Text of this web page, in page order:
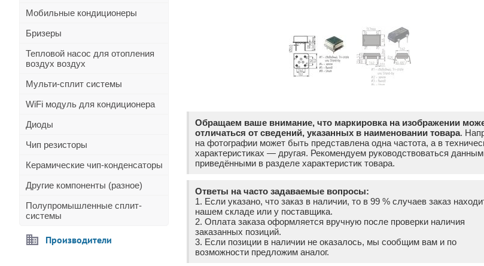
Мобильные кондиционеры
Бризеры
Тепловой насос для отопления
воздух воздух
Мульти-сплит системы
WiFi модуль для кондиционера
Диоды
Чип резисторы
Керамические чип-конденсаторы
Другие компоненты (разное)
Полупромышленные сплит-
системы
Производители
Обращаем ваше внимание, что маркировка на изображении
отличаться от сведений, указанных в наименовании товара.
на фотографии может быть представлена одна частота, а в
характеристиках — другая. Рекомендуем руководствоваться
приведёнными в разделе характеристик товара.
Ответы на часто задаваемые вопросы:
1. Если указано, что заказ в наличии, то в 99 % случаев заказ
нашем складе или у поставщика.
2. Оплата заказа оформляется вручную после проверки наличия
заказанных позиций.
3. Если позиции в наличии не оказалось, мы сообщим вам и по
возможности предложим аналог.